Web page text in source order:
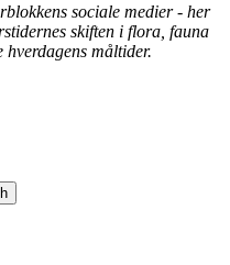
sociale medier - her
skiften i flora, fauna
måltider.